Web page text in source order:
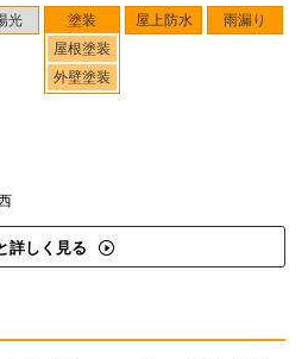
光
塗装
屋根塗装
外壁塗装
屋上防水 雨漏り
詳しく見る